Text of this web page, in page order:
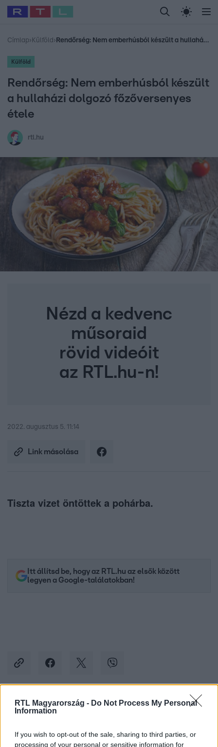
RTL Magyarország - Do Not Process My Personal
Information
If you wish to opt-out of the sale, sharing to third parties, or
processing of your personal or sensitive information for
Legfrissebb RTL Híradó Randi Celeb vagyok,
Babits Marcella Most Wanted Gallusz
Címlap› Külföld › Rendőrség: Nem emberhúsból készült a hullaházi dolgozó főzőversenyes étele
Külföld
Rendőrség: Nem emberhúsból készült
a hullaházi dolgozó főzőversenyes
étele
rtl.hu
Nézd a kedvenc
műsoraid
rövid videóit
az RTL.hu-n!
2022. augusztus 5. 11:14
Link másolása
Tiszta vizet öntöttek a pohárba.
Itt állítsd be, hogy az RTL.hu az elsők között
legyen a Google-találatokban!
Kövess minket, és értesülj a friss hírekről a